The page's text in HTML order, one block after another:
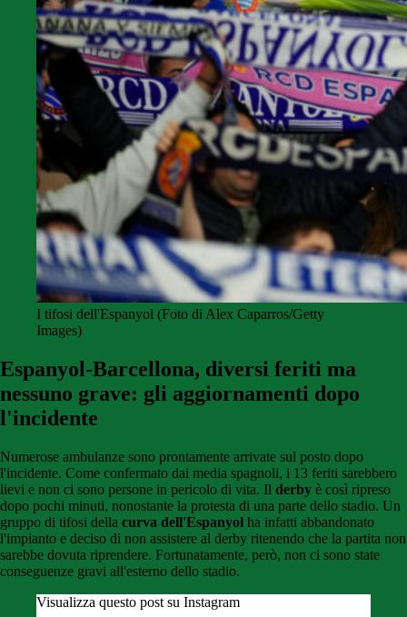
I tifosi dell'Espanyol (Foto di Alex Caparros/Getty
Images)
Espanyol-Barcellona, diversi feriti ma
nessuno grave: gli aggiornamenti dopo
l'incidente
Numerose ambulanze sono prontamente arrivate sul posto dopo
l'incidente. Come confermato dai media spagnoli, i 13 feriti sarebbero
lievi e non ci sono persone in pericolo di vita. Il derby è così ripreso
dopo pochi minuti, nonostante la protesta di una parte dello stadio. Un
gruppo di tifosi della curva dell'Espanyol ha infatti abbandonato
l'impianto e deciso di non assistere al derby ritenendo che la partita non
sarebbe dovuta riprendere. Fortunatamente, però, non ci sono state
conseguenze gravi all'esterno dello stadio.
Visualizza questo post su Instagram